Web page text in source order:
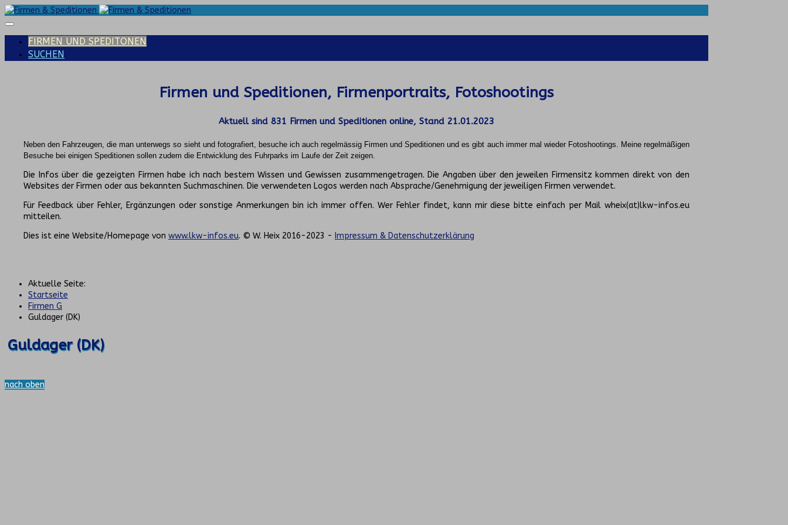
FIRMEN UND SPEDITONEN
SUCHEN
Firmen und Speditionen, Firmenportraits, Fotoshootings
Aktuell sind 831 Firmen und Speditionen online, Stand 21.01.2023
Neben den Fahrzeugen, die man unterwegs so sieht und fotografiert, besuche ich auch regelmässig Firmen und Speditionen und es gibt auch immer mal wieder Fotoshootings. Meine regelmäßigen
Besuche bei einigen Speditionen sollen zudem die Entwicklung des Fuhrparks im Laufe der Zeit zeigen.
Die Infos über die gezeigten Firmen habe ich nach bestem Wissen und Gewissen zusammengetragen. Die Angaben über den jeweilen Firmensitz kommen direkt von den
Websites der Firmen oder aus bekannten Suchmaschinen. Die verwendeten Logos werden nach Absprache/Genehmigung der jeweiligen Firmen verwendet.
Für Feedback über Fehler, Ergänzungen oder sonstige Anmerkungen bin ich immer offen. Wer Fehler findet, kann mir diese bitte einfach per Mail wheix(at)lkw-infos.eu
mitteilen.
Dies ist eine Website/Homepage von www.lkw-infos.eu. © W. Heix 2016-2023 - Impressum & Datenschutzerklärung
Aktuelle Seite:
Startseite
Firmen G
Guldager (DK)
Guldager (DK)
nach oben